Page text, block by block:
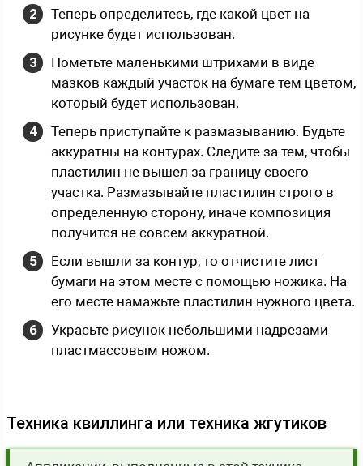
Теперь определитесь, где какой цвет на
рисунке будет использован.
Пометьте маленькими штрихами в виде
мазков каждый участок на бумаге тем цветом,
который будет использован.
Теперь приступайте к размазыванию. Будьте
аккуратны на контурах. Следите за тем, чтобы
пластилин не вышел за границу своего
участка. Размазывайте пластилин строго в
определенную сторону, иначе композиция
получится не совсем аккуратной.
Если вышли за контур, то отчистите лист
бумаги на этом месте с помощью ножика. На
его месте намажьте пластилин нужного цвета.
Украсьте рисунок небольшими надрезами
пластмассовым ножом.
Техника квиллинга или техника жгутиков